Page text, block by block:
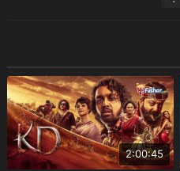
2:00:45